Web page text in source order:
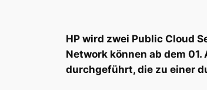
HP wird zwei Public Cloud
Network können ab dem
durchgeführt, die zu einer